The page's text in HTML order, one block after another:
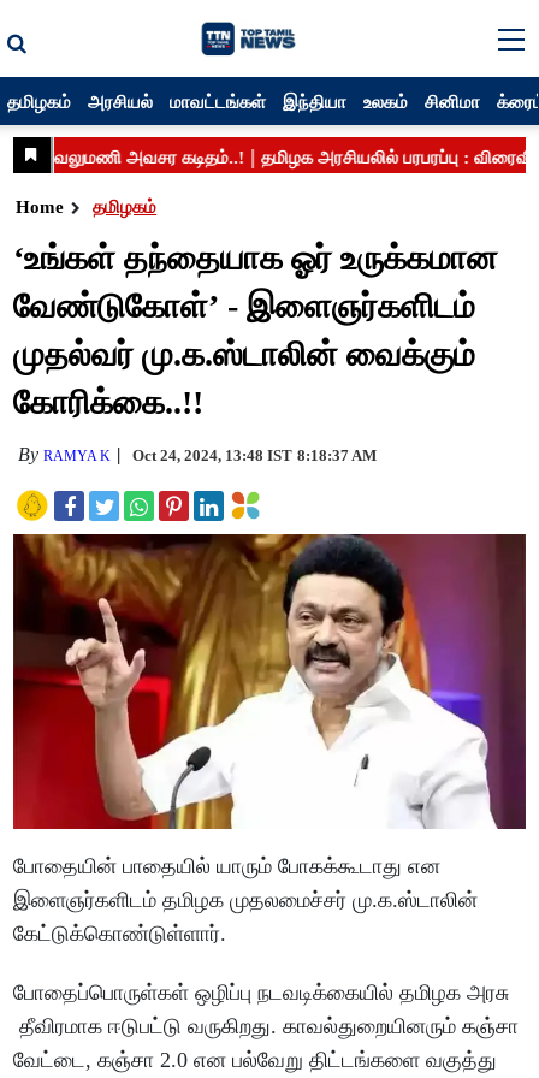
தமிழகம் அரசியல் மாவட்டங்கள் இந்தியா உலகம் சினிமா
Home தமிழகம்
‘உங்கள் தந்தையாக ஓர் உருக்கமான
வேண்டுகோள்’ - இளைஞர்களிடம்
முதல்வர் மு.க.ஸ்டாலின் வைக்கும்
கோரிக்கை..!!
ByRAMYA K Oct 24, 2024, 13:48 IST 8:18:37 AM
போதையின் பாதையில் யாரும் போகக்கூடாது என
இளைஞர்களிடம் தமிழக முதலமைச்சர் மு.க.ஸ்டாலின்
கேட்டுக்கொண்டுள்ளார்.
போதைப்பொருள்கள் ஒழிப்பு நடவடிக்கையில் தமிழக அரசு
தீவிரமாக ஈடுபட்டு வருகிறது. காவல்துறையினரும் கஞ்சா
வேட்டை, கஞ்சா 2.0 என பல்வேறு திட்டங்களை வகுத்து